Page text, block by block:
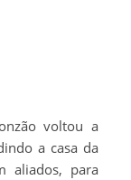
voltou a
a casa da
aliados, para